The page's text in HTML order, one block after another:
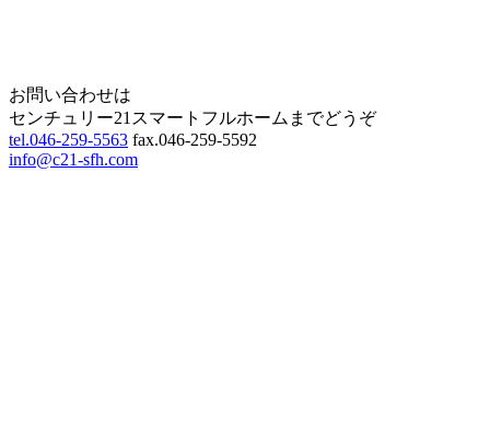
お問い合わせは
センチュリー21スマートフルホームまでどうぞ
tel.046-259-5563 fax.046-259-5592
info@c21-sfh.com